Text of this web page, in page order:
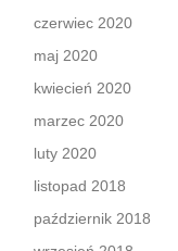
czerwiec 2020
maj 2020
kwiecień 2020
marzec 2020
luty 2020
listopad 2018
październik 2018